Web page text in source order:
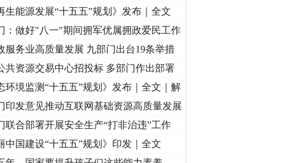
生能源发展“十五五”规划》发布｜全文
：做好"八一"期间拥军优属拥政爱民工作
服务业高质量发展 九部门出台19条举措
共资源交易中心招投标 多部门作出部署
环境监测“十五五”规划》发布｜全文｜解
印发意见推动互联网基础资源高质量发展
联合部署开展安全生产“打非治违”工作
中国建设“十五五”规划》印发｜全文